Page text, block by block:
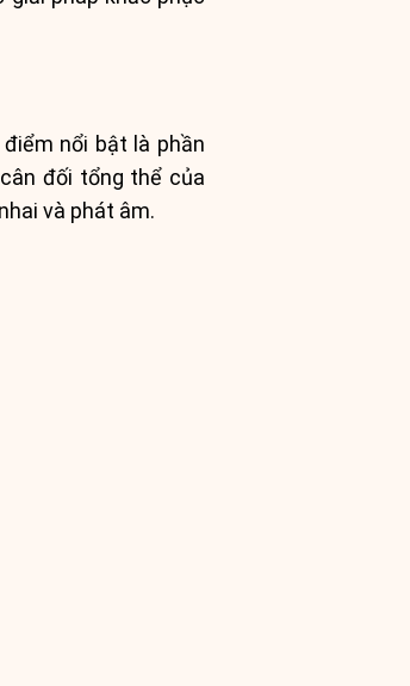
nổi bật là phần
đối tổng thể của
và phát âm.